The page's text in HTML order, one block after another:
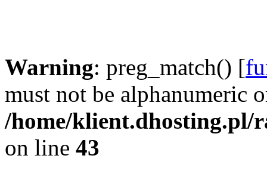
Warning: preg_match() [
must not be alphanumeric
/home/klient.dhosting.pl/
on line 43